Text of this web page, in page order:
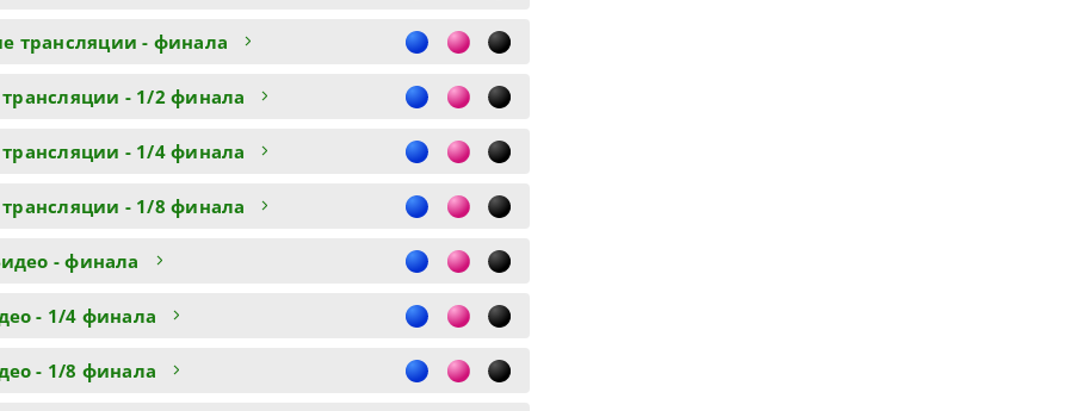
трансляции - финала
- 1/2 финала
- 1/4 финала
- 1/8 финала
- финала
- 1/4 финала
- 1/8 финала